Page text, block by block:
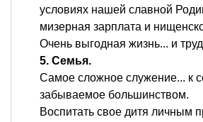
условиях нашей славной
мизерная зарплата и
Очень выгодная жизнь... и
5. Семья.
Самое сложное служение... к
забываемое большинством.
Воспитать свое дитя личным